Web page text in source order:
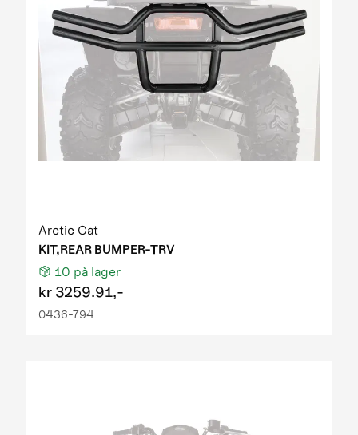
Arctic Cat
KIT,REAR BUMPER-TRV
10 på lager
kr 3259.91,-
0436-794